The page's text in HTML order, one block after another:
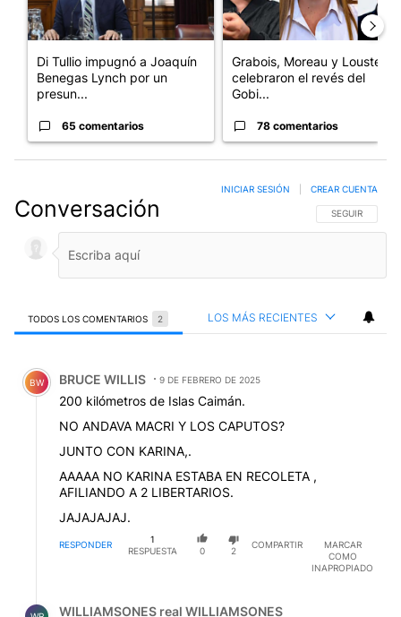
Di Tullio impugnó a Joaquín
Benegas Lynch por un
presun...
65 comentarios
Grabois, Moreau y Lousteau
celebraron el revés del
Gobi...
78 comentarios
Conversación SIGA ESTA
SEGUIR
INICIAR SESIÓN CREAR CUENTA
TODOS LOS COMENTARIOS 2 LOS MÁS RECIENTES
Comentario de BRUCE WILLIS.
BW BRUCE WILLIS 9 DE FEBRERO DE 2025
200 kilómetros de Islas Caimán.
NO ANDAVA MACRI Y LOS CAPUTOS?
JUNTO CON KARINA,.
AAAAA NO KARINA ESTABA EN RECOLETA ,
AFILIANDO A 2 LIBERTARIOS.
JAJAJAJAJ.
RESPONDER
1
RESPUESTA
0 2
COMPARTIR
MARCAR
COMO
INAPROPIADO
WILLIAMSONES real WILLIAMSONES